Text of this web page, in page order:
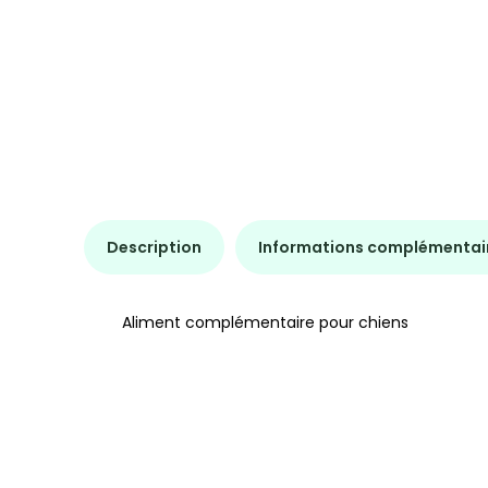
Description Informations
Aliment complémentaire pour chiens